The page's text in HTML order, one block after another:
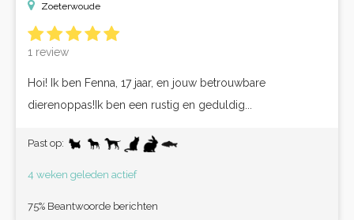
Zoeterwoude
1 review
Hoi! Ik ben Fenna, 17 jaar, en jouw betrouwbare
dierenoppas!Ik ben een rustig en geduldig...
Past op:
4 weken geleden actief
75% Beantwoorde berichten